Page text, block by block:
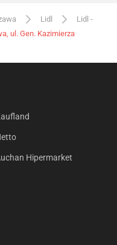
Lidl
Lidl -
ul. Gen. Kazimierza
Hipermarket